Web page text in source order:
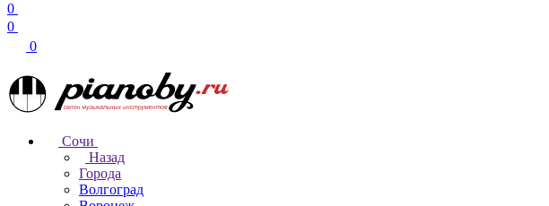
0
0
0
Сочи
Назад
Города
Волгоград